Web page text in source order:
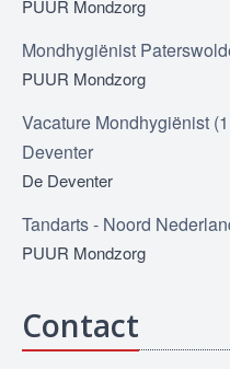
PUUR Mondzorg
Mondhygiënist
PUUR Mondzorg
Vacature Mondhygiënist
Deventer
De Deventer
Tandarts - Noord
PUUR Mondzorg
Contact